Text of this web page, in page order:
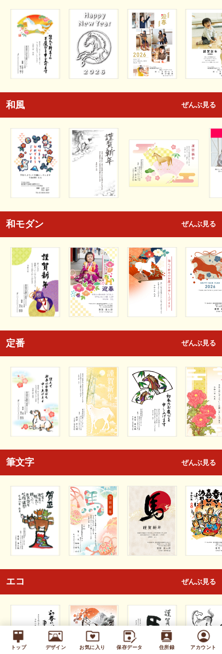
トップ デザイン お気に入り 保存データ 住所録 アカウント
和風 ぜんぶ見る
和モダン ぜんぶ見る
定番 ぜんぶ見る
筆文字 ぜんぶ見る
エコ ぜんぶ見る